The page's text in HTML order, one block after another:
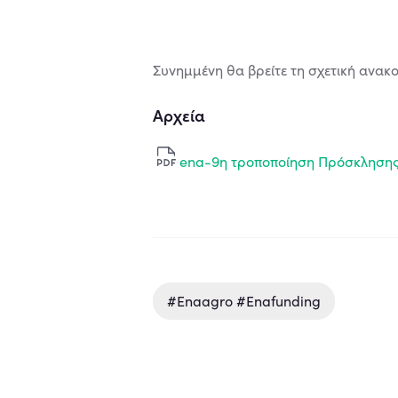
Συνημμένη θα βρείτε τη σχετική
Αρχεία
ena-9η τροποποίηση
#enaagro #enafunding